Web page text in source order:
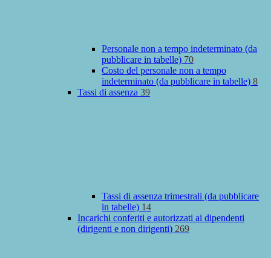
Personale non a tempo indeterminato (da
pubblicare in tabelle) 70
Costo del personale non a tempo
indeterminato (da pubblicare in tabelle) 8
Tassi di assenza 39
Tassi di assenza trimestrali (da pubblicare
in tabelle) 14
Incarichi conferiti e autorizzati ai dipendenti
(dirigenti e non dirigenti) 269